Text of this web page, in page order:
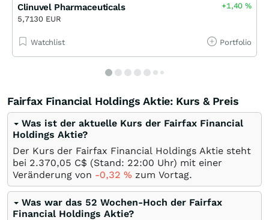
Clinuvel Pharmaceuticals
5,7130 EUR
+1,40%
Watchlist Portfolio
Fairfax Financial Holdings Aktie: Kurs & Preis
Was ist der aktuelle Kurs der Fairfax Financial
Holdings Aktie?
Der Kurs der Fairfax Financial Holdings Aktie steht
bei 2.370,05 C$ (Stand: 22:00 Uhr) mit einer
Veränderung von -0,32 % zum Vortag.
Was war das 52 Wochen-Hoch der Fairfax
Financial Holdings Aktie?